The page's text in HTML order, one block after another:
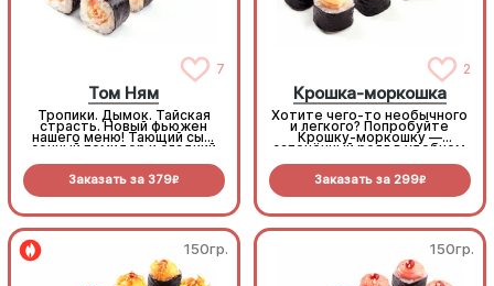
7
Том Ням
Тропики. Дымок. Тайская
страсть. Новый фьюжен
нашего меню! Тающий сыр,
сочный помидор и сладкий
шапка из копченой птицы с
соусом Том Ям снаружи.
послевкусие. (8шт.)
Заказать за 379R
2
Крошка-моркошка
Хотите чего-то необычного
и легкого? Попробуйте
Крошку-моркошку —
запечённый ролл в удобном
Хакко Нинджин
(ферментированной
«янтарь Азии» — нежная
сладость и умами начинки
под запеченной сырной
Заказать за 299R
150гр. 150гр.